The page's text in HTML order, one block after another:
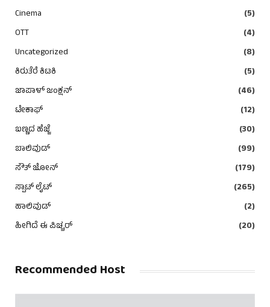
Cinema
(5)
OTT
(4)
Uncategorized
(8)
ಕಿರುತೆರೆ ಕಿಟಕಿ
(5)
ಜಾಪಾಳ್ ಜಂಕ್ಷನ್
(46)
ಟೇಕಾಫ್
(12)
ಬಣ್ಣದ ಹೆಜ್ಜೆ
(30)
ಬಾಲಿವುಡ್
(99)
ಸೌತ್ ಜೋನ್
(179)
ಸ್ಪಾಟ್ ಲೈಟ್
(265)
ಹಾಲಿವುಡ್
(2)
ಹೀಗಿದೆ ಈ ಪಿಚ್ಚರ್
(20)
Recommended Host